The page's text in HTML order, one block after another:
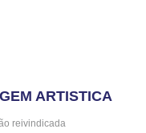
ARTISTICA
reivindicada